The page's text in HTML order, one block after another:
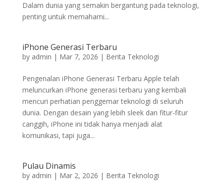
Dalam dunia yang semakin bergantung pada teknologi,
penting untuk memahami...
iPhone Generasi Terbaru
by admin | Mar 7, 2026 | Berita Teknologi
Pengenalan iPhone Generasi Terbaru Apple telah
meluncurkan iPhone generasi terbaru yang kembali
mencuri perhatian penggemar teknologi di seluruh
dunia. Dengan desain yang lebih sleek dan fitur-fitur
canggih, iPhone ini tidak hanya menjadi alat
komunikasi, tapi juga...
Pulau Dinamis
by admin | Mar 2, 2026 | Berita Teknologi